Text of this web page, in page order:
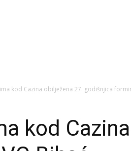
kod Cazina obilježena 27. godišnjica
kod